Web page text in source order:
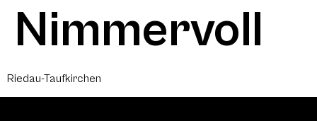
Nimmervoll
Riedau-Taufkirchen